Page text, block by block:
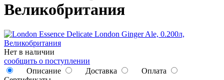
Великобритания
Нет в наличии
сообщить о поступлении
Описание
Доставка
Оплата